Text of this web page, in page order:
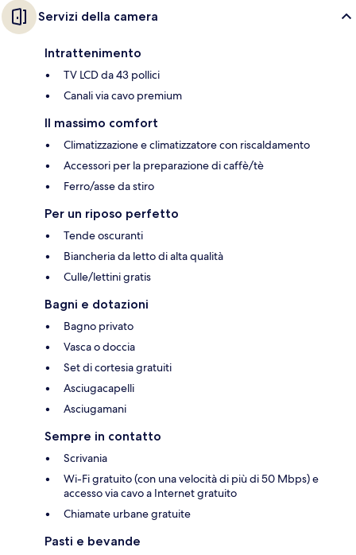
Servizi della camera
Intrattenimento
TV LCD da 43 pollici
Canali via cavo premium
Il massimo comfort
Climatizzazione e climatizzatore con riscaldamento
Accessori per la preparazione di caffè/tè
Ferro/asse da stiro
Per un riposo perfetto
Tende oscuranti
Biancheria da letto di alta qualità
Culle/lettini gratis
Bagni e dotazioni
Bagno privato
Vasca o doccia
Set di cortesia gratuiti
Asciugacapelli
Asciugamani
Sempre in contatto
Scrivania
Wi-Fi gratuito (con una velocità di più di 50 Mbps) e
accesso via cavo a Internet gratuito
Chiamate urbane gratuite
Pasti e bevande